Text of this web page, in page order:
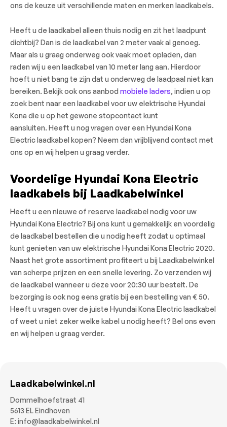
ons de keuze uit verschillende maten en merken laadkabels.
Heeft u de laadkabel alleen thuis nodig en zit het laadpunt
dichtbij? Dan is de laadkabel van 2 meter vaak al genoeg.
Maar als u graag onderweg ook vaak moet opladen, dan
raden wij u een laadkabel van 10 meter lang aan. Hierdoor
hoeft u niet bang te zijn dat u onderweg de laadpaal niet kan
bereiken. Bekijk ook ons aanbod mobiele laders, indien u op
zoek bent naar een laadkabel voor uw elektrische Hyundai
Kona die u op het gewone stopcontact kunt
aansluiten. Heeft u nog vragen over een Hyundai Kona
Electric laadkabel kopen? Neem dan vrijblijvend contact met
ons op en wij helpen u graag verder.
Voordelige Hyundai Kona Electric
laadkabels bij Laadkabelwinkel
Heeft u een nieuwe of reserve laadkabel nodig voor uw
Hyundai Kona Electric? Bij ons kunt u gemakkelijk en voordelig
de laadkabel bestellen die u nodig heeft zodat u optimaal
kunt genieten van uw elektrische Hyundai Kona Electric 2020.
Naast het grote assortiment profiteert u bij Laadkabelwinkel
van scherpe prijzen en een snelle levering. Zo verzenden wij
de laadkabel wanneer u deze voor 20:30 uur bestelt. De
bezorging is ook nog eens gratis bij een bestelling van € 50.
Heeft u vragen over de juiste Hyundai Kona Electric laadkabel
of weet u niet zeker welke kabel u nodig heeft? Bel ons even
en wij helpen u graag verder.
Laadkabelwinkel.nl
Dommelhoefstraat 41
5613 EL Eindhoven
E: info@laadkabelwinkel.nl